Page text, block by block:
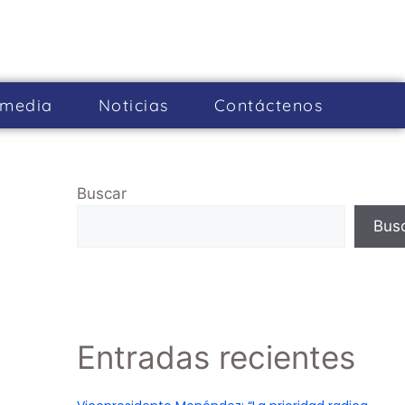
Noticias Cont­áctenos
Buscar
Entradas recientes